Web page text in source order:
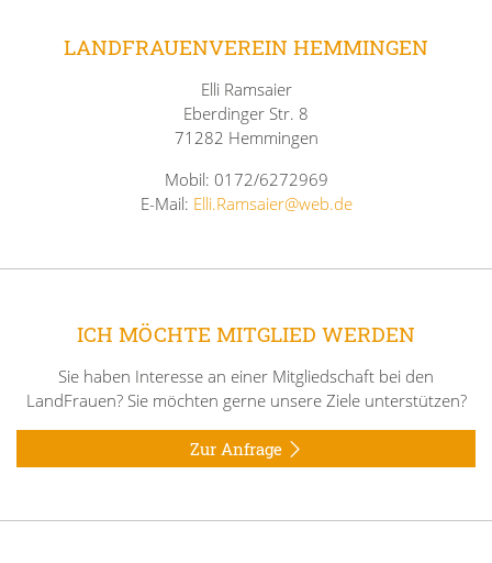
LANDFRAUENVEREIN HEMMINGEN
Elli Ramsaier
Eberdinger Str. 8
71282 Hemmingen
Mobil: 0172/6272969
E-Mail: Elli.Ramsaier@web.de
ICH MÖCHTE MITGLIED WERDEN
Sie haben Interesse an einer Mitgliedschaft bei den
LandFrauen? Sie möchten gerne unsere Ziele unterstützen?
Zur Anfrage